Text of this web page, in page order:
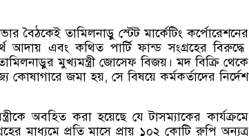
বৈঠকেই তামিলনাড়ু স্টেট মার্কেটিং কর্পোরেশনের
আদায় এবং কথিত পার্টি ফান্ড সংগ্রহের বিরুদ্ধে
মুখ্যমন্ত্রী জোসেফ বিজয়। মদ বিক্রি থেকে
কোষাগারে জমা হয়, সে বিষয়ে কর্মকর্তাদের নির্দেশ
অবহিত করা হয়েছে যে টাসম্যাকের কার্যক্রমে
মাধ্যমে প্রতি মাসে প্রায় ১০২ কোটি রুপি অন্যত্র